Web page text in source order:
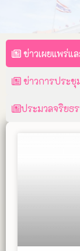
ข่าวเผยแพร่แ
ข่าวการประ
ประมวลจริยธ